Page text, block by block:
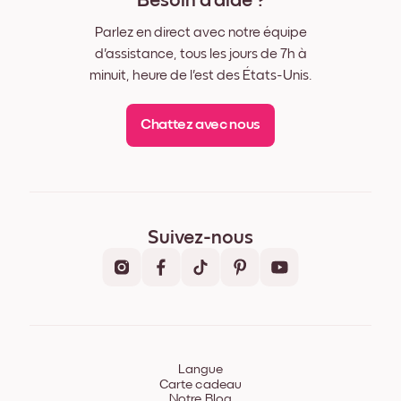
Parlez en direct avec notre équipe
d'assistance, tous les jours de 7h à
minuit, heure de l'est des États-Unis.
Chattez avec nous
Suivez-nous
Langue
Carte cadeau